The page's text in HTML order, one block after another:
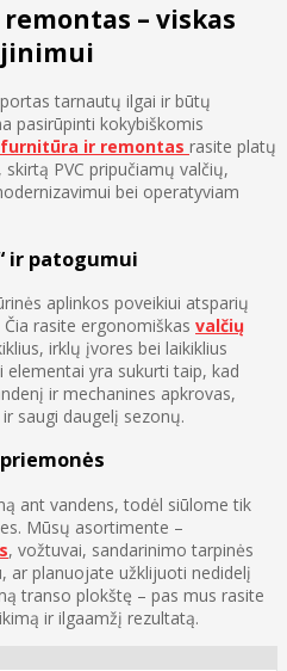
– viskas
tarnautų ilgai ir būtų
pasirūpinti kokybiškomis
ir remontas rasite platų
PVC pripučiamų valčių,
bei operatyviam
ir patogumui
aplinkos poveikiui atsparių
rasite ergonomiškas valčių
irklų įvores bei laikiklius
yra sukurti taip, kad
ir mechanines apkrovas,
saugi daugelį sezonų.
ant vandens, todėl siūlome tik
Mūsų asortimente –
, vožtuvai, sandarinimo tarpinės
ar planuojate užklijuoti nedidelį
transo plokštę – pas mus rasite
ir ilgaamžį rezultatą.